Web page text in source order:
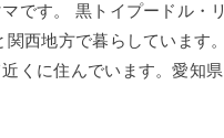
です。 黒トイプードル・リ
西地方で暮らしています。
くに住んでいます。愛知県